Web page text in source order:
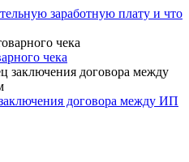
заработную плату и что
чека
договора между ИП